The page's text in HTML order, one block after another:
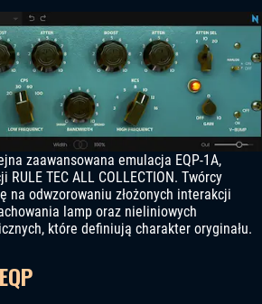
zaawansowana emulacja EQP-1A,
TEC ALL COLLECTION. Twórcy
na odwzorowaniu złożonych interakcji
lamp oraz nieliniowych
które definiują charakter oryginału.